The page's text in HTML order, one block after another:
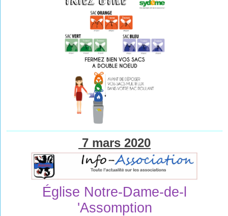
7 mars 2020
Église Notre-Dame-de-l
'Assomption